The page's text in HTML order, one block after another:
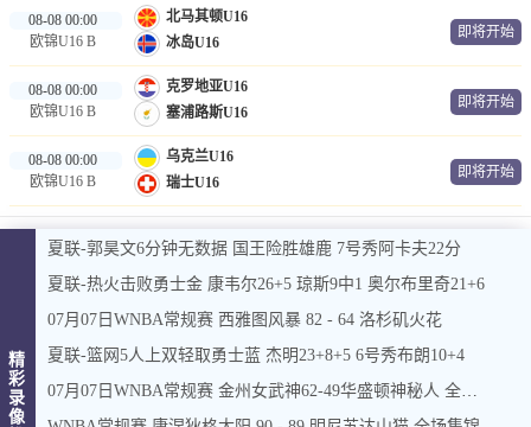
08-08 00:00
欧锦U16 B
北马其顿U16
冰岛U16
即将开始
08-08 00:00
欧锦U16 B
克罗地亚U16
塞浦路斯U16
即将开始
08-08 00:00
欧锦U16 B
乌克兰U16
瑞士U16
即将开始
精
彩
录
像
夏联-郭昊文6分钟无数据 国王险胜雄鹿 7号秀阿卡夫22分
夏联-热火击败勇士金 康韦尔26+5 琼斯9中1 奥尔布里奇21+6
07月07日WNBA常规赛 西雅图风暴 82 - 64 洛杉矶火花
夏联-篮网5人上双轻取勇士蓝 杰明23+8+5 6号秀布朗10+4
07月07日WNBA常规赛 金州女武神62-49华盛顿神秘人 全场集锦